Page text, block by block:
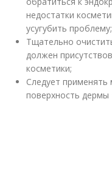
недостатки
усугубить проблему;
Тщательно
должен
косметики;
Следует
поверхность дермы